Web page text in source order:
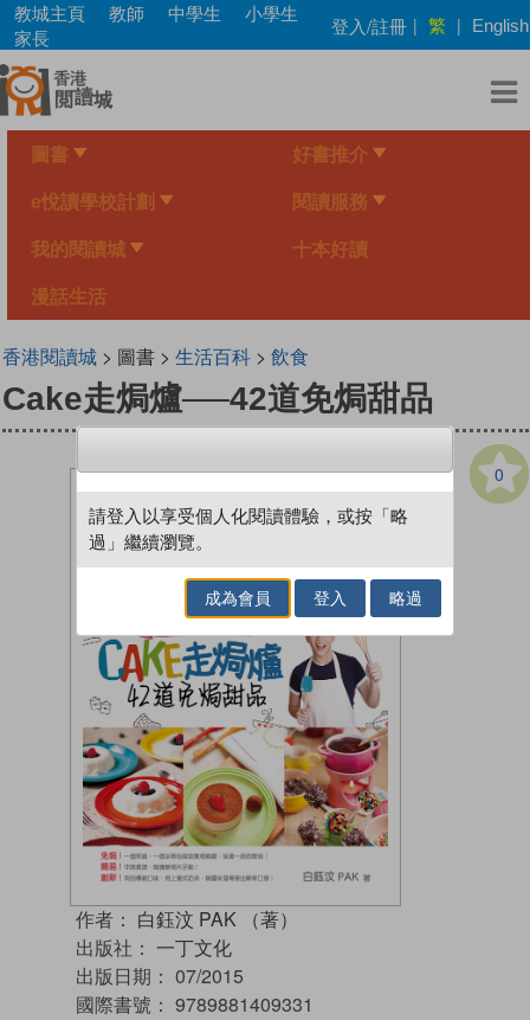
Skip
main
content
教城主頁 教師 中學生
小學生
家長
登入/註冊 | 繁 | English
圖書 好書推介
e悅讀學校計劃 閱讀服務
我的閱讀城 十本好讀
漫話生活
香港閱讀城> 圖書 > 生活百科> 飲食
Cake走焗爐──42道免焗甜品
0
作者： 白鈺汶 PAK （著）
出版社： 一丁文化
出版日期： 07/2015
國際書號： 9789881409331
請登入以享受個人化閱讀體驗，或按「略
過」繼續瀏覽。
成為會員 登入 略過